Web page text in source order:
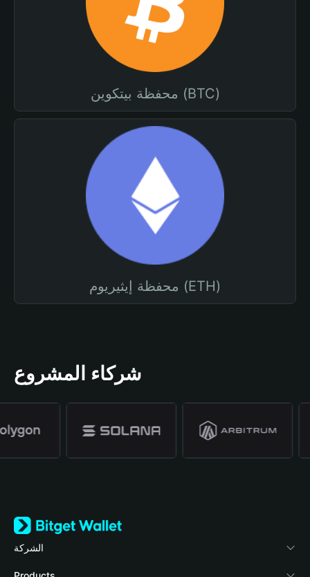
محفظة بيتكوين (BTC)
محفظة إيثيريوم (ETH)
شركاء المشروع
الشركة